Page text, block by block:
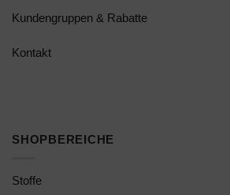
Kundengruppen & Rabatte
Kontakt
SHOPBEREICHE
Stoffe